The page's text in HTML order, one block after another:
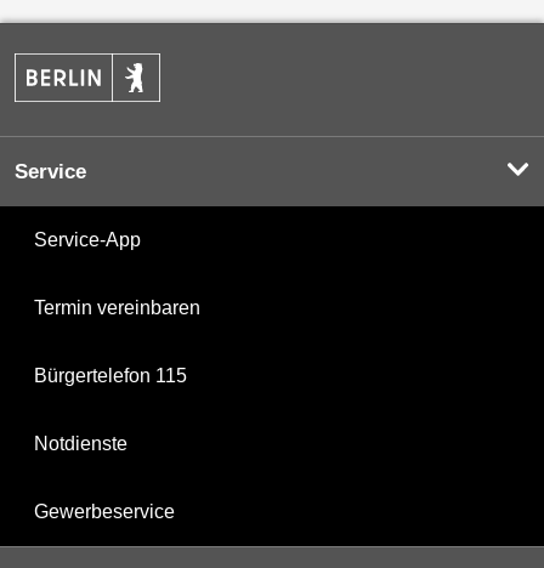
Service
Service-App
Termin vereinbaren
Bürgertelefon 115
Notdienste
Gewerbeservice